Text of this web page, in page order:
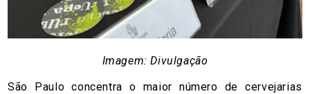
Imagem: Divulgação
São Paulo concentra o maior número de cervejarias